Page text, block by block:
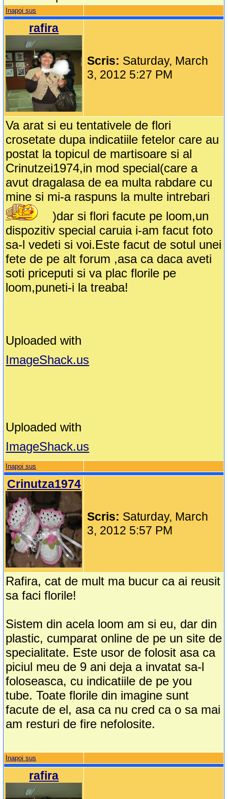
Inapoi sus
rafira
Scris: Saturday, March
3, 2012 5:27 PM
Va arat si eu tentativele de flori
crosetate dupa indicatiile fetelor care au
postat la topicul de martisoare si al
Crinutzei1974,in mod special(care a
avut dragalasa de ea multa rabdare cu
mine si mi-a raspuns la multe intrebari
)dar si flori facute pe loom,un
dispozitiv special caruia i-am facut foto
sa-l vedeti si voi.Este facut de sotul unei
fete de pe alt forum ,asa ca daca aveti
soti priceputi si va plac florile pe
loom,puneti-i la treaba!
Uploaded with
ImageShack.us
Uploaded with
ImageShack.us
Inapoi sus
Crinutza1974
Scris: Saturday, March
3, 2012 5:57 PM
Rafira, cat de mult ma bucur ca ai reusit
sa faci florile!
Sistem din acela loom am si eu, dar din
plastic, cumparat online de pe un site de
specialitate. Este usor de folosit asa ca
piciul meu de 9 ani deja a invatat sa-l
foloseasca, cu indicatiile de pe you
tube. Toate florile din imagine sunt
facute de el, asa ca nu cred ca o sa mai
am resturi de fire nefolosite.
Inapoi sus
rafira